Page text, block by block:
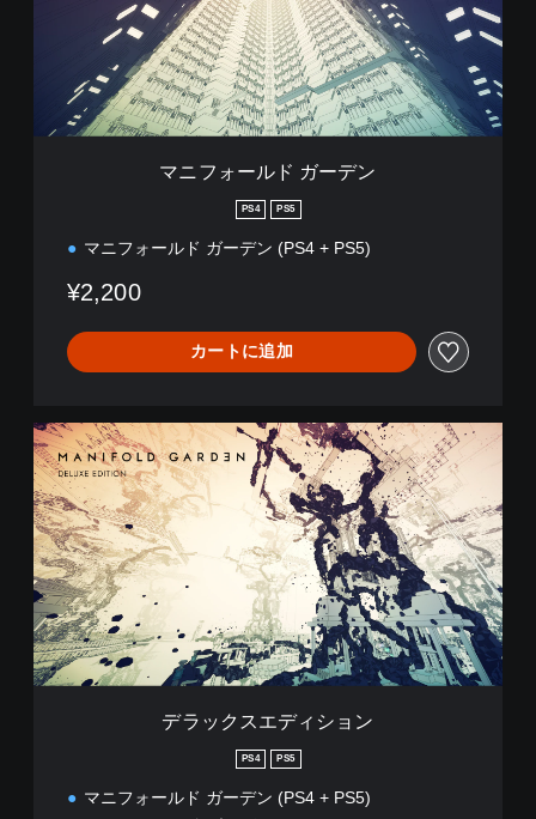
マニフォールド ガーデン
PS4 PS5
マニフォールド ガーデン (PS4 + PS5)
¥2,200
カートに追加
デ
ラ
ッ
ク
ス
エ
デ
ィ
シ
ョ
ン
デラックスエディション
PS4 PS5
マニフォールド ガーデン (PS4 + PS5)